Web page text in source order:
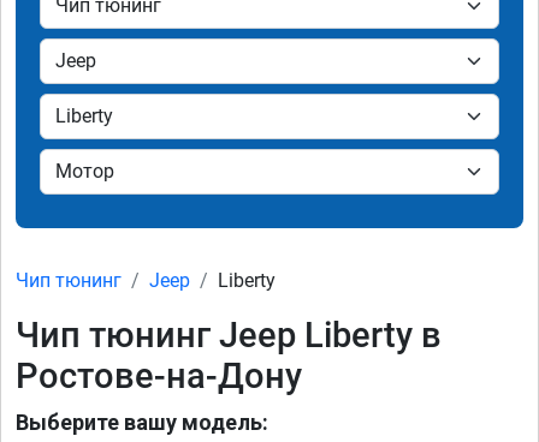
Чип тюнинг Jeep Liberty
Чип тюнинг Jeep Liberty в
Ростове-на-Дону
Выберите вашу модель: